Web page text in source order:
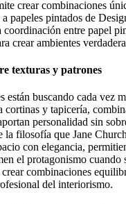
crear combinaciones
papeles pintados de
coordinación entre papel
crear ambientes
texturas y patrones
están buscando cada vez
cortinas y tapicería,
personalidad sin
la filosofía que Jane
con elegancia,
el protagonismo cuando
combinaciones
del interiorismo.